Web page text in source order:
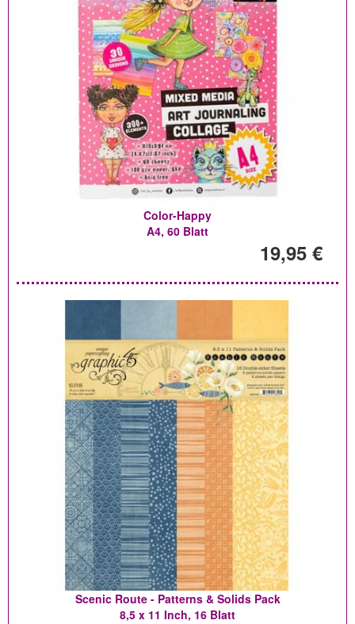
Color-Happy
A4, 60 Blatt
19,95 €
Scenic Route - Patterns & Solids Pack
8,5 x 11 Inch, 16 Blatt